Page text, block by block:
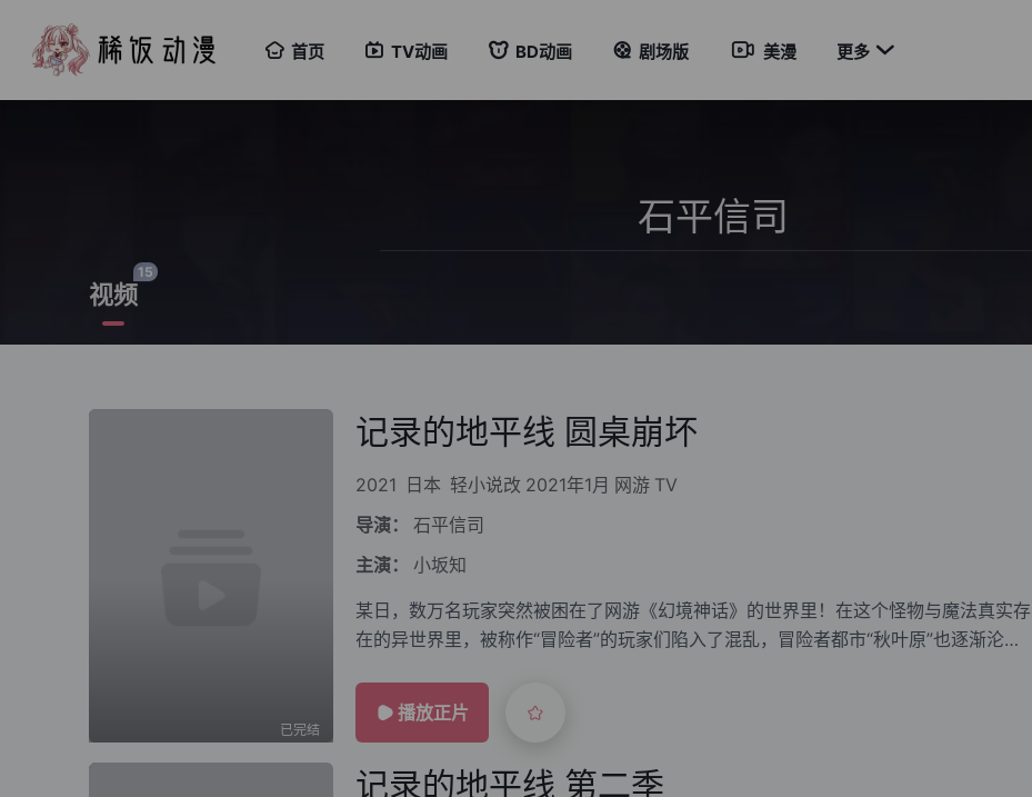
首页 TV动画 BD动画 剧场版 美漫 更多 
视频
15
已完结
记录的地平线 圆桌崩坏
2021 日本 轻小说改 2021年1月 网游 TV
导演：
石平信司
主演：
小坂知
某日，数万名玩家突然被困在了网游《幻境神话》的世界里！在这个怪物与魔法真实存
在的异世界里，被称作“冒险者”的玩家们陷入了混乱，冒险者都市“秋叶原”也逐渐沦为
播放正片
记录的地平线 第二季